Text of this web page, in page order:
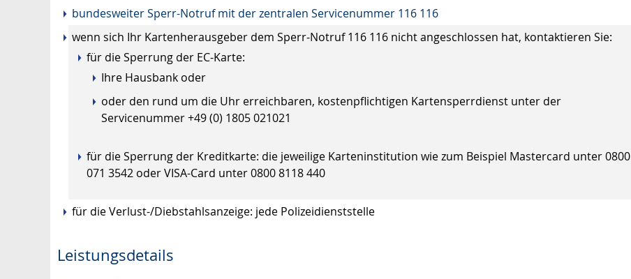
bundesweiter Sperr-Notruf mit der zentralen Servicenummer 116 116
wenn sich Ihr Kartenherausgeber dem Sperr-Notruf 116 116 nicht angeschlossen hat, kontaktieren Sie:
für die Sperrung der EC-Karte:
Ihre Hausbank oder
oder den rund um die Uhr erreichbaren, kostenpflichtigen Kartensperrdienst unter der
Servicenummer +49 (0) 1805 021021
für die Sperrung der Kreditkarte: die jeweilige Karteninstitution wie zum Beispiel Mastercard unter 0800
071 3542 oder VISA-Card unter 0800 8118 440
für die Verlust-/Diebstahlsanzeige: jede Polizeidienststelle
Leistungsdetails